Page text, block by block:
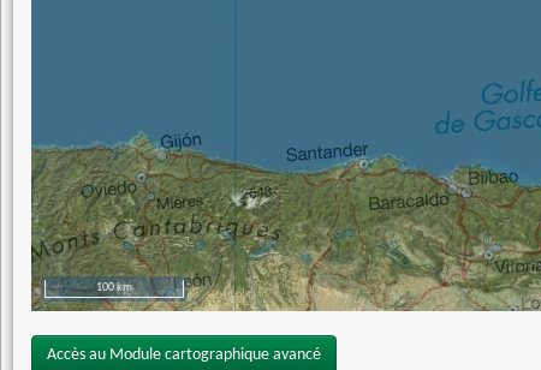
100 km
Accès au Module cartographique avancé